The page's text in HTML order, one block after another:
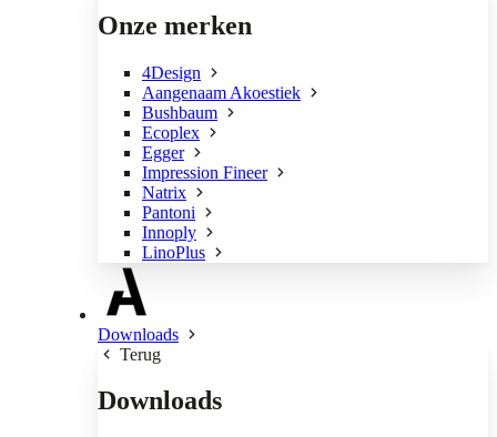
Onze merken
4Design
Aangenaam Akoestiek
Bushbaum
Ecoplex
Egger
Impression Fineer
Natrix
Pantoni
Innoply
LinoPlus
Downloads
Terug
Downloads